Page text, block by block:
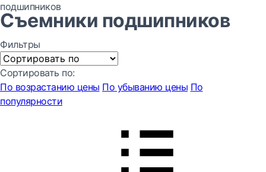
подшипников
Съемники подшипников
Фильтры
Сортировать по:
По возрастанию цены По убыванию цены По
популярности